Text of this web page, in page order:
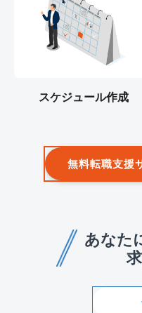
スケジュール作成
無料転職支援
あなた